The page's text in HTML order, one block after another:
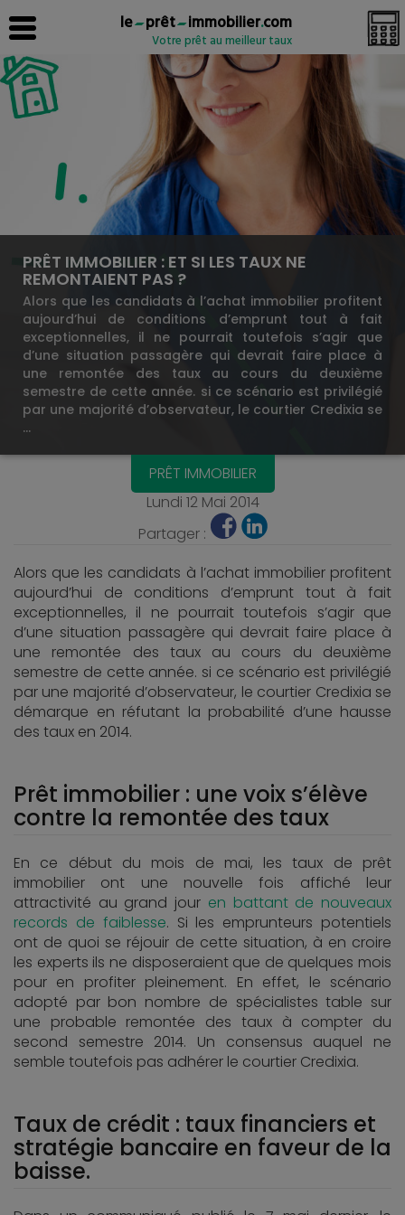
le prêt immobilier.com
Votre prêt au meilleur taux
PRÊT IMMOBILIER : ET SI LES TAUX NE
REMONTAIENT PAS ?
Alors que les candidats à l’achat immobilier profitent
aujourd’hui de conditions d’emprunt tout à fait
exceptionnelles, il ne pourrait toutefois s’agir que
d’une situation passagère qui devrait faire place à
une remontée des taux au cours du deuxième
semestre de cette année. si ce scénario est privilégié
par une majorité d’observateur, le courtier Credixia se
…
PRÊT IMMOBILIER
Lundi 12 Mai 2014
Partager :
Alors que les candidats à l’achat immobilier profitent
aujourd’hui de conditions d’emprunt tout à fait
exceptionnelles, il ne pourrait toutefois s’agir que
d’une situation passagère qui devrait faire place à
une remontée des taux au cours du deuxième
semestre de cette année. si ce scénario est privilégié
par une majorité d’observateur, le courtier Credixia se
démarque en réfutant la probabilité d’une hausse
des taux en 2014.
Prêt immobilier : une voix s’élève
contre la remontée des taux
En ce début du mois de mai, les taux de prêt
immobilier ont une nouvelle fois affiché leur
attractivité au grand jour en battant de nouveaux
records de faiblesse. Si les emprunteurs potentiels
ont de quoi se réjouir de cette situation, à en croire
les experts ils ne disposeraient que de quelques mois
pour en profiter pleinement. En effet, le scénario
adopté par bon nombre de spécialistes table sur
une probable remontée des taux à compter du
second semestre 2014. Un consensus auquel ne
semble toutefois pas adhérer le courtier Credixia.
Taux de crédit : taux financiers et
stratégie bancaire en faveur de la
baisse.